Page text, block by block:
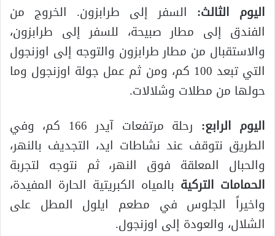
اليوم الثالث: السفر إلى طرابزون. الخروج من
الفندق إلى مطار صبيحة، للسفر إلى طرابزون،
والاستقبال من مطار طرابزون والتوجه إلى اوزنجول
التي تبعد 100 كم، ومن ثم عمل جولة اوزنجول وما
حولها من مطلات وشلالات.
اليوم الرابع:
رحلة مرتفعات آيدر 166 كم، وفي
الطريق نتوقف عند نشاطات ايد، التجديف بالنهر،
والحبال المعلقة فوق النهر، ثم نتوجه لتجربة
الحمامات التركية بالمياه الكبريتية الحارة المفيدة،
واخيراً الجلوس في مطعم ايلول المطل على
الشلال، والعودة إلى اوزنجول.